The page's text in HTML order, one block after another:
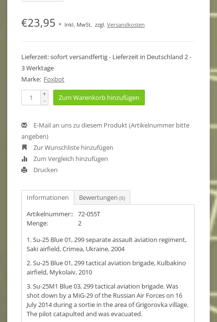
€23,95 * Inkl. MwSt. zzgl. Versandkosten
Lieferzeit: sofort versandfertig - Lieferzeit in Deutschland 2 -
3 Werktage
Marke: Foxbot
+
- Zum Warenkorb hinzufügen
E-Mail an uns zu diesem Produkt (Artikelnummer bitte
angeben)
Zur Wunschliste hinzufügen
Zum Vergleich hinzufügen
Drucken
Informationen Bewertungen (0)
Artikelnummer:: 72-055T
Menge:
2
1. Su-25 Blue 01, 299 separate assault aviation regiment,
Saki airfield, Crimea, Ukraine, 2004
2. Su-25 Blue 01, 299 tactical aviation brigade, Kulbakino
airfield, Mykolaiv, 2010
3. Su-25M1 Blue 03, 299 tactical aviation brigade. Was
shot down by a MiG-29 of the Russian Air Forces on 16
July 2014 during a sortie in the area of Grigorovka village.
The pilot catapulted and was evacuated.